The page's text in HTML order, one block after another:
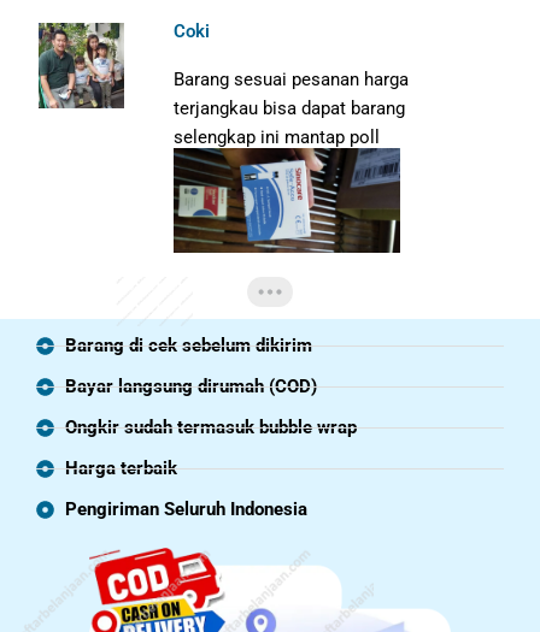
Coki
Barang sesuai pesanan harga
terjangkau bisa dapat barang
selengkap ini mantap poll
Barang di cek sebelum dikirim
Bayar langsung dirumah (COD)
Ongkir sudah termasuk bubble wrap
Harga terbaik
Pengiriman Seluruh Indonesia